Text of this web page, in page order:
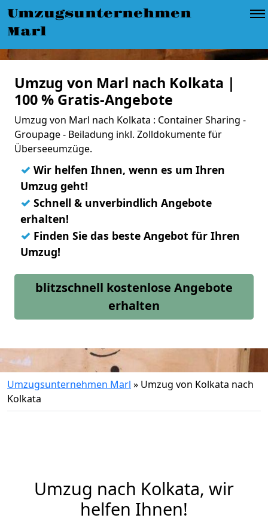
Umzugsunternehmen
Marl
Umzug von Marl nach Kolkata |
100 % Gratis-Angebote
Umzug von Marl nach Kolkata : Container Sharing -
Groupage - Beiladung inkl. Zolldokumente für
Überseeumzüge.
✓ Wir helfen Ihnen, wenn es um Ihren
Umzug geht!
✓ Schnell & unverbindlich Angebote
erhalten!
✓ Finden Sie das beste Angebot für Ihren
Umzug!
blitzschnell kostenlose Angebote
erhalten
Umzugsunternehmen Marl » Umzug von Kolkata nach
Kolkata
Umzug nach Kolkata, wir
helfen Ihnen!